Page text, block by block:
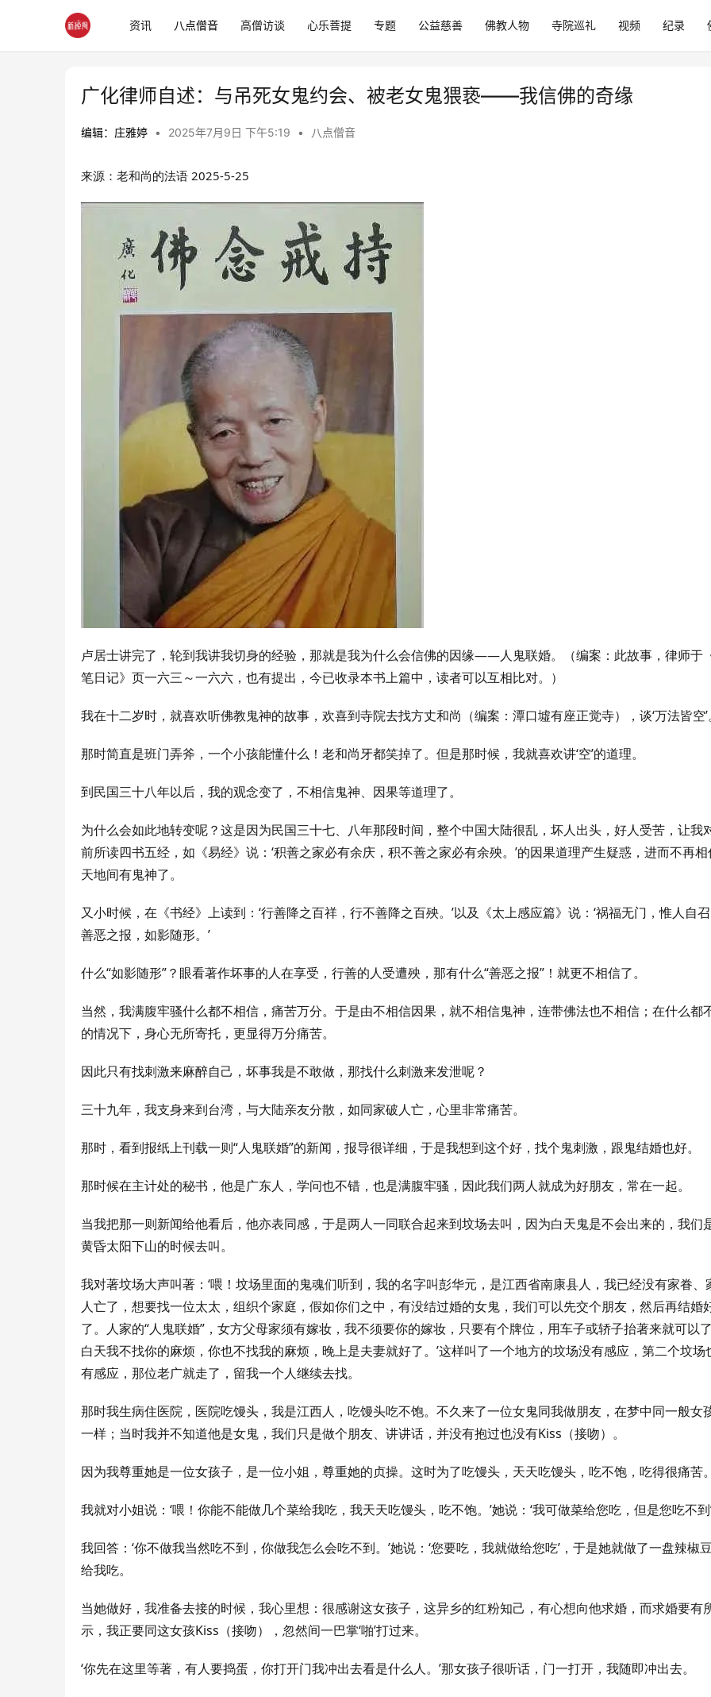
资讯 八点僧音 高僧访谈 心乐菩提 专题 公益慈善 佛教人物 寺院巡礼 视频 纪录
广化律师自述：与吊死女鬼约会、被老女鬼猥亵——我信佛的奇缘
编辑：庄雅婷 • 2025年7月9日 下午5:19 • 八点僧音
来源：老和尚的法语 2025-5-25
卢居士讲完了，轮到我讲我切身的经验，那就是我为什么会信佛的因缘——人鬼联婚。（编案：此故事，律师于
笔日记》页一六三～一六六，也有提出，今已收录本书上篇中，读者可以互相比对。）
我在十二岁时，就喜欢听佛教鬼神的故事，欢喜到寺院去找方丈和尚（编案：潭口墟有座正觉寺），谈‘万法皆空’。
那时简直是班门弄斧，一个小孩能懂什么！老和尚牙都笑掉了。但是那时候，我就喜欢讲‘空’的道理。
到民国三十八年以后，我的观念变了，不相信鬼神、因果等道理了。
为什么会如此地转变呢？这是因为民国三十七、八年那段时间，整个中国大陆很乱，坏人出头，好人受苦，让我
前所读四书五经，如《易经》说：‘积善之家必有余庆，积不善之家必有余殃。 ’的因果道理产生疑惑，进而不再
天地间有鬼神了。
又小时候，在《书经》上读到：‘行善降之百祥，行不善降之百殃。’以及《太上感应篇》说：‘祸福无门，惟人自召
善恶之报，如影随形。’
什么“如影随形”？眼看著作坏事的人在享受，行善的人受遭殃，那有什么“善恶之报”！就更不相信了。
当然，我满腹牢骚什么都不相信，痛苦万分。于是由不相信因果，就不相信鬼神，连带佛法也不相信；在什么都
的情况下，身心无所寄托，更显得万分痛苦。
因此只有找刺激来麻醉自己，坏事我是不敢做，那找什么刺激来发泄呢？
三十九年，我支身来到台湾，与大陆亲友分散，如同家破人亡，心里非常痛苦。
那时，看到报纸上刊载一则“人鬼联婚”的新闻，报导很详细，于是我想到这个好，找个鬼刺激，跟鬼结婚也好。
那时候在主计处的秘书，他是广东人，学问也不错，也是满腹牢骚，因此我们两人就成为好朋友，常在一起。
当我把那一则新闻给他看后，他亦表同感，于是两人一同联合起来到坟场去叫，因为白天鬼是不会出来的，我们
黄昏太阳下山的时候去叫。
我对著坟场大声叫著：‘喂！坟场里面的鬼魂们听到，我的名字叫彭华元，是江西省南康县人，我已经没有家眷、
人亡了，想要找一位太太，组织个家庭，假如你们之中，有没结过婚的女鬼，我们可以先交个朋友，然后再结婚
了。 人家的“人鬼联婚”，女方父母家须有嫁妆，我不须要你的嫁妆，只要有个牌位，用车子或轿子抬著来就可以了
白天我不找你的麻烦，你也不找我的麻烦，晚上是夫妻就好了。’这样叫了一个地方的坟场没有感应，第二个坟场
有感应，那位老广就走了，留我一个人继续去找。
那时我生病住医院，医院吃馒头，我是江西人，吃馒头吃不饱。不久来了一位女鬼同我做朋友，在梦中同一般女
一样；当时我并不知道他是女鬼，我们只是做个朋友、讲讲话，并没有抱过也没有Kiss（接吻）。
因为我尊重她是一位女孩子，是一位小姐，尊重她的贞操。这时为了吃馒头，天天吃馒头，吃不饱，吃得很痛苦。
我就对小姐说：‘喂！你能不能做几个菜给我吃，我天天吃馒头，吃不饱。’她说：‘我可做菜给您吃，但是您吃不到’
我回答：‘你不做我当然吃不到，你做我怎么会吃不到。’她说：‘您要吃，我就做给您吃’，于是她就做了一盘辣椒
给我吃。
当她做好，我准备去接的时候，我心里想：很感谢这女孩子，这异乡的红粉知己，有心想向他求婚，而求婚要有
示，我正要同这女孩Kiss（接吻），忽然间一巴掌‘啪’打过来。
‘你先在这里等著，有人要捣蛋，你打开门我冲出去看是什么人。’那女孩子很听话，门一打开，我随即冲出去。